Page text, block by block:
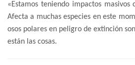
«Estamos teniendo impactos
Afecta a muchas especies en este
osos polares en peligro de extinción
están las cosas.